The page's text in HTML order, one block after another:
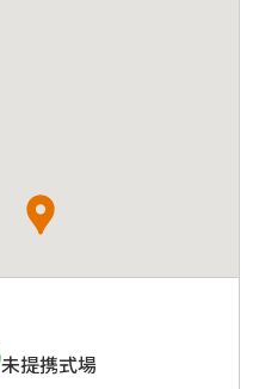
未提携式場